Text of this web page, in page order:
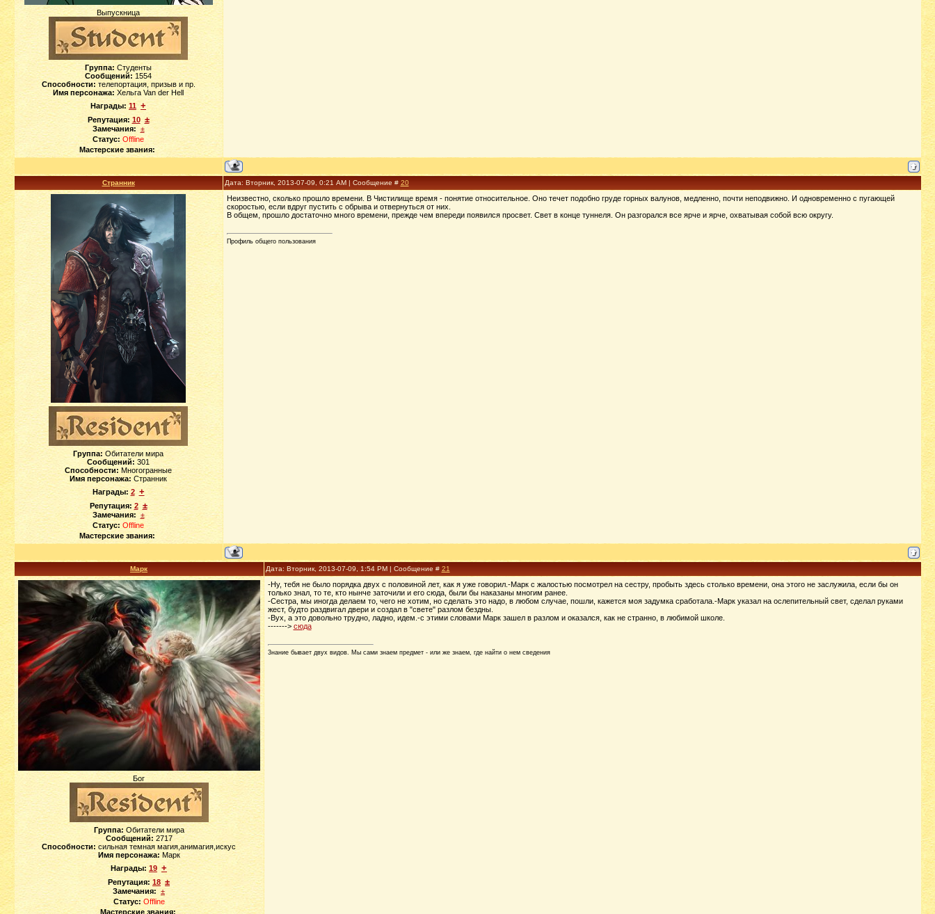
Выпускница
Группа: Студенты
Сообщений: 1554
Способности: телепортация, призыв и пр.
Имя персонажа:Хельга Van der Hell
Награды: 11 +
Репутация: 10 ±
Замечания: ±
Статус: Offline
Мастерские звания:
Странник Дата: Вторник, 2013-07-09, 0:21 AM | Сообщение # 20
Группа: Обитатели мира
Сообщений: 301
Способности:Многогранные
Имя персонажа: Странник
Награды: 2 +
Репутация: 2 ±
Замечания: ±
Статус: Offline
Мастерские звания:
Неизвестно, сколько прошло времени. В Чистилище время - понятие относительное. Оно течет подобно груде горных валунов, медленно, почти неподвижно. И одновременно с пугающей
скоростью, если вдруг пустить с обрыва и отвернуться от них.
В общем, прошло достаточно много времени, прежде чем впереди появился просвет. Свет в конце туннеля. Он разгорался все ярче и ярче, охватывая собой всю округу.
Профиль общего пользования
Марк Дата: Вторник, 2013-07-09, 1:54 PM | Сообщение # 21
Бог
Группа: Обитатели мира
Сообщений: 2717
Способности: сильная темная магия,анимагия,искус
Имя персонажа:Марк
Награды: 19 +
Репутация: 18 ±
Замечания: ±
Статус: Offline
Мастерские звания:
-Ну, тебя не было порядка двух с половиной лет, как я уже говорил.-Марк с жалостью посмотрел на сестру, пробыть здесь столько времени, она этого не заслужила, если бы он
только знал, то те, кто нынче заточили и его сюда, были бы наказаны многим ранее.
-Сестра, мы иногда делаем то, чего не хотим, но сделать это надо, в любом случае, пошли, кажется моя задумка сработала.-Марк указал на ослепительный свет, сделал руками
жест, будто раздвигал двери и создал в "свете" разлом бездны.
-Вух, а это довольно трудно, ладно, идем.-с этими словами Марк зашел в разлом и оказался, как не странно, в любимой школе.
-------> сюда
3нание бывает двух видов. Мы сами знаем предмет - или же знаем, где найти о нем сведения